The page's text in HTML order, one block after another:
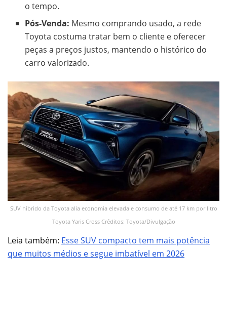
o tempo.
Pós-Venda: Mesmo comprando usado, a rede
Toyota costuma tratar bem o cliente e oferecer
peças a preços justos, mantendo o histórico do
carro valorizado.
SUV híbrido da Toyota alia economia elevada e consumo de até 17 km por litro
Toyota Yaris Cross Créditos: Toyota/Divulgação
Leia também: Esse SUV compacto tem mais potência
que muitos médios e segue imbatível em 2026